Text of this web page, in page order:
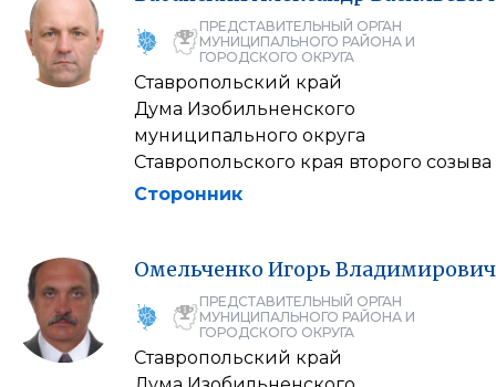
ПРЕДСТАВИТЕЛЬНЫЙ ОРГАН
МУНИЦИПАЛЬНОГО РАЙОНА И
ГОРОДСКОГО ОКРУГА
Ставропольский край
Дума Изобильненского
муниципального округа
Ставропольского края второго созыва
Сторонник
Омельченко Игорь Владимирович
ПРЕДСТАВИТЕЛЬНЫЙ ОРГАН
МУНИЦИПАЛЬНОГО РАЙОНА И
ГОРОДСКОГО ОКРУГА
Ставропольский край